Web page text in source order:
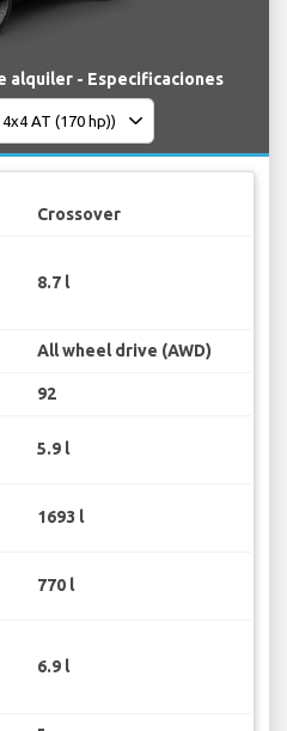
alquiler - Especificaciones
Crossover
8.7 l
All wheel drive (AWD)
92
5.9 l
1693 l
770 l
6.9 l